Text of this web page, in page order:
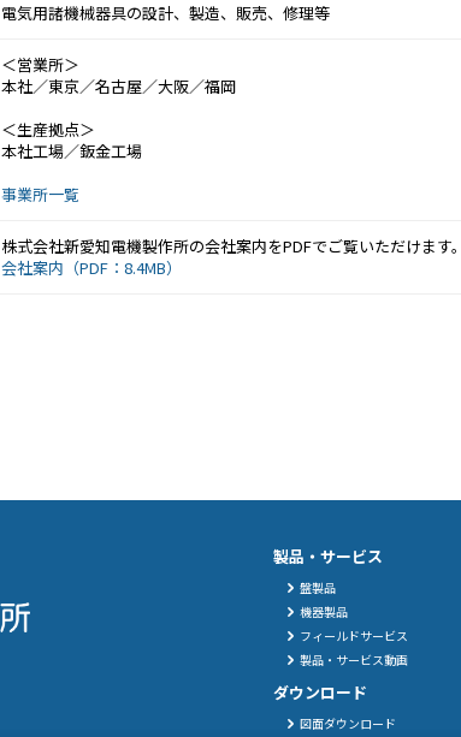
電気用諸機械器具の設計、製造、販売、修理等
＜営業所＞
本社／東京／名古屋／大阪／福岡
＜生産拠点＞
本社工場／鈑金工場
事業所一覧
株式会社新愛知電機製作所の会社案内をPDFでご覧いただけます。
会社案内（PDF：8.4MB）
製品・サービス
盤製品
機器製品
フィールドサービス
製品・サービス動画
ダウンロード
図面ダウンロード